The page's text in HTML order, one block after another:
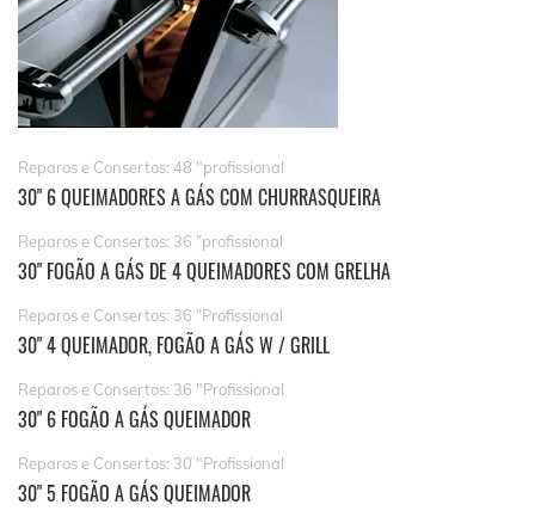
Reparos e Consertos: 48 "profissional
30" 6 QUEIMADORES A GÁS COM CHURRASQUEIRA
Reparos e Consertos: 36 ”profissional
30" FOGÃO A GÁS DE 4 QUEIMADORES COM GRELHA
Reparos e Consertos: 36 ”Profissional
30" 4 QUEIMADOR, FOGÃO A GÁS W / GRILL
Reparos e Consertos: 36 "Profissional
30" 6 FOGÃO A GÁS QUEIMADOR
Reparos e Consertos: 30 "Profissional
30" 5 FOGÃO A GÁS QUEIMADOR